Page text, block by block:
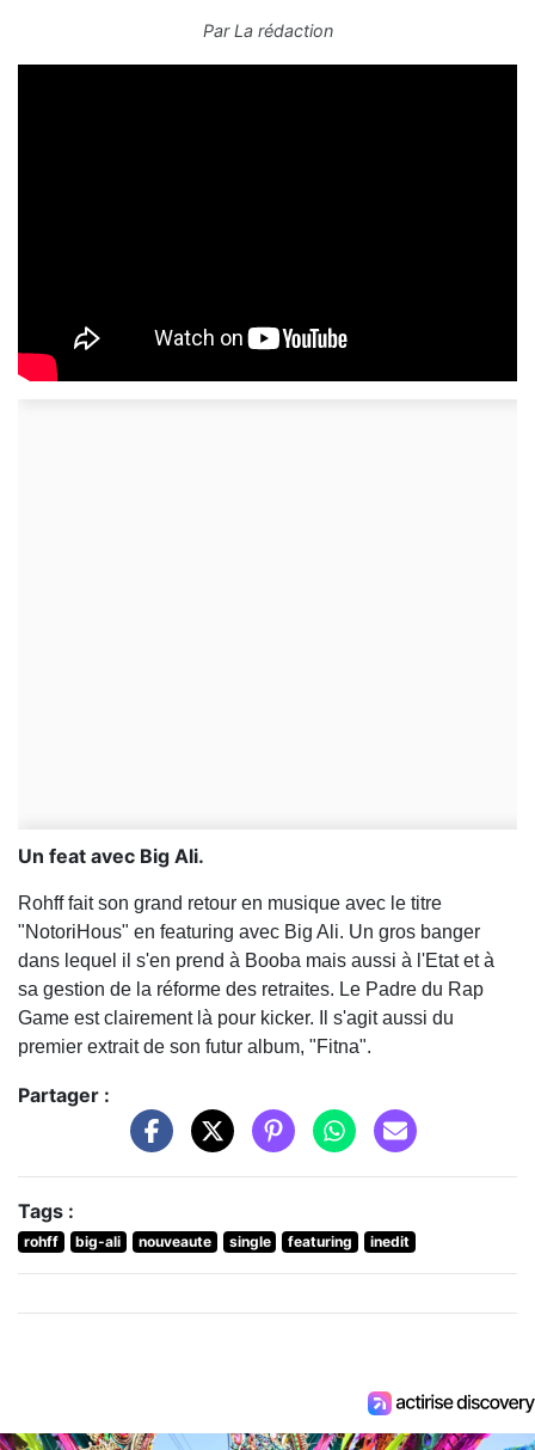
ParLa rédaction
Un feat avec Big Ali.
Rohff fait son grand retour en musique avec le titre
"NotoriHous" en featuring avec Big Ali. Un gros banger
dans lequel il s'en prend à Booba mais aussi à l'Etat et à
sa gestion de la réforme des retraites. Le Padre du Rap
Game est clairement là pour kicker. Il s'agit aussi du
premier extrait de son futur album, "Fitna".
Partager :
Tags :
rohff big-ali nouveaute single featuring inedit